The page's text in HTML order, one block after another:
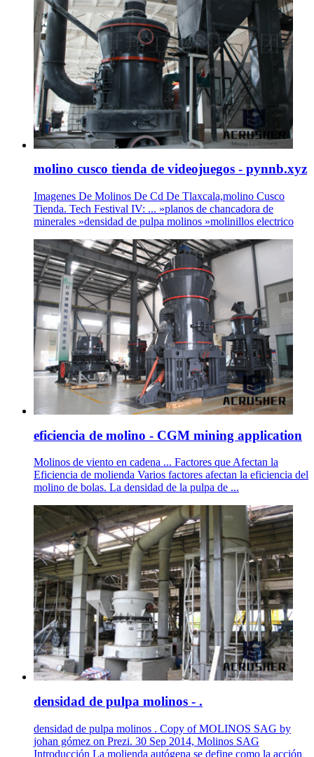
molino cusco tienda de videojuegos - pynnb.xyz
Imagenes De Molinos De Cd De Tlaxcala,molino Cusco
Tienda. Tech Festival IV: ... »planos de chancadora de
minerales »densidad de pulpa molinos »molinillos electrico
eficiencia de molino - CGM mining application
Molinos de viento en cadena ... Factores que Afectan la
Eficiencia de molienda Varios factores afectan la eficiencia del
molino de bolas. La densidad de la pulpa de ...
densidad de pulpa molinos - .
densidad de pulpa molinos . Copy of MOLINOS SAG by
johan gómez on Prezi. 30 Sep 2014, Molinos SAG
Introducción La molienda autógena se define como la acción